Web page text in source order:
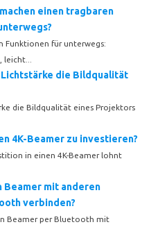
einen tragbaren
Funktionen für unterwegs:
die Bildqualität
die Bildqualität eines Projektors
4K-Beamer zu investieren?
in einen 4K-Beamer lohnt
Beamer mit anderen
verbinden?
Beamer per Bluetooth mit